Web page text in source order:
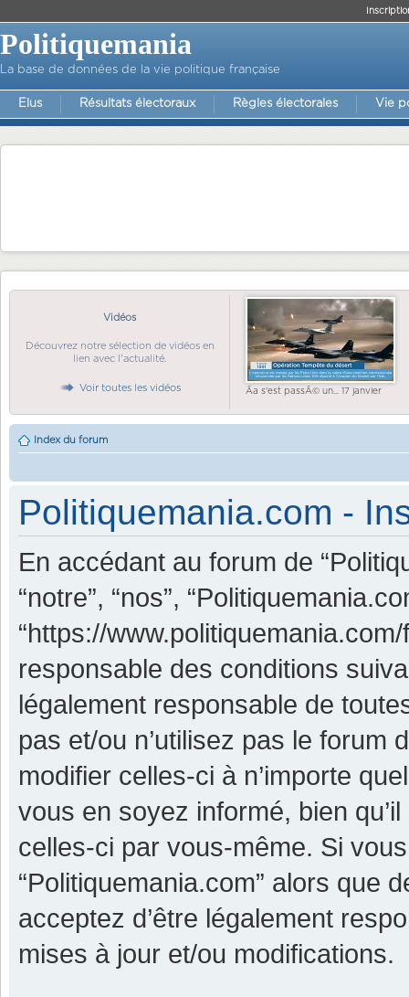
Politiquemania
La base de données de la vie politique française
Elus Résultats électoraux Règles électorales Vie
Vidéos
Découvrez notre sélection de vidéos en
lien avec l'actualité.
Voir toutes les vidéos Ãa s'est passÃ© un... 17 janvier
Index du forum
Politiquemania.com -
En accédant au forum de
“notre”, “nos”,
“https://
responsable des conditions
légalement responsable de
pas et/ou n’utilisez pas le forum
modifier celles-ci à n’importe
vous en soyez informé, bien
celles-ci par vous-même. Si
“Politiquemania.com” alors que
acceptez d’être légalement
mises à jour et/ou modifications.